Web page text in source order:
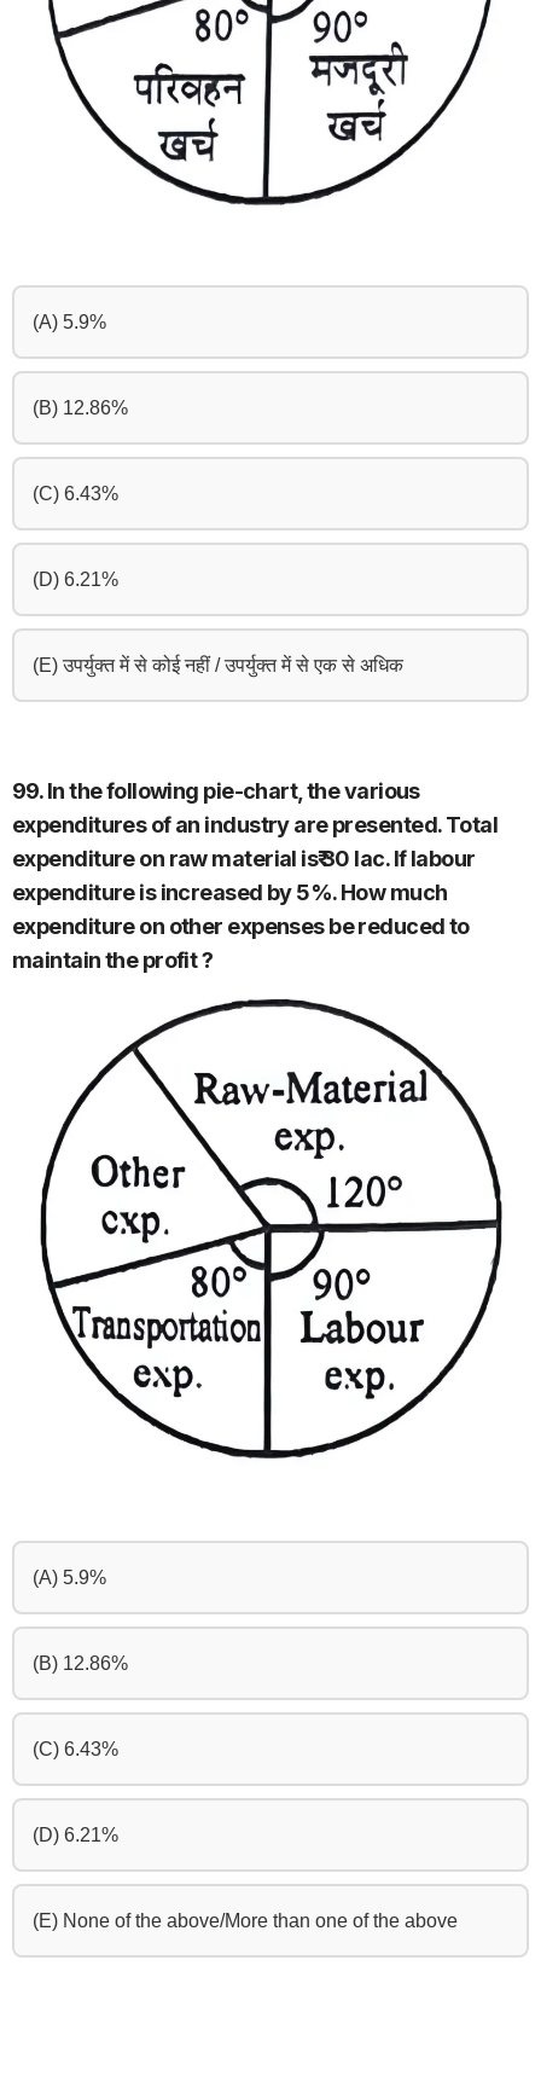
(A) 5.9%
(B) 12.86%
(C) 6.43%
(D) 6.21%
(E) उपर्युक्त में से कोई नहीं / उपर्युक्त में से एक से अधिक
99. In the following pie-chart, the various
expenditures of an industry are presented. Total
expenditure on raw material is₹ 30 lac. If labour
expenditure is increased by 5%. How much
expenditure on other expenses be reduced to
maintain the profit ?
(A) 5.9%
(B) 12.86%
(C) 6.43%
(D) 6.21%
(E) None of the above/More than one of the above